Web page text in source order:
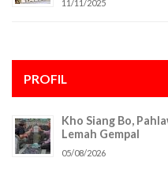
11/11/2025
PROFIL
Kho Siang Bo,
Lemah Gempal
05/08/2026